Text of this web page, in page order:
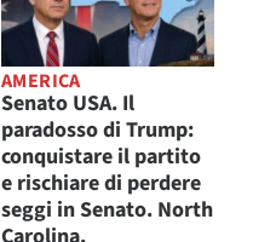
AMERICA
Senato USA. Il
paradosso di Trump:
conquistare il partito
e rischiare di perdere
seggi in Senato. North